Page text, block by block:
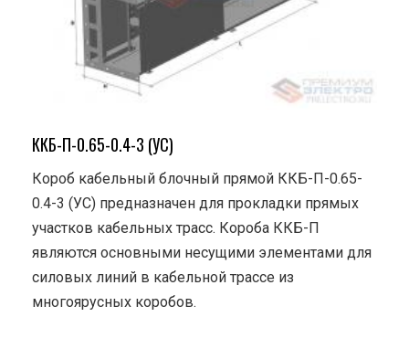
ККБ-П-0.65-0.4-3 (УС)
Короб кабельный блочный прямой ККБ-П-0.65-
0.4-3 (УС) предназначен для прокладки прямых
участков кабельных трасс. Короба ККБ-П
являются основными несущими элементами для
силовых линий в кабельной трассе из
многоярусных коробов.